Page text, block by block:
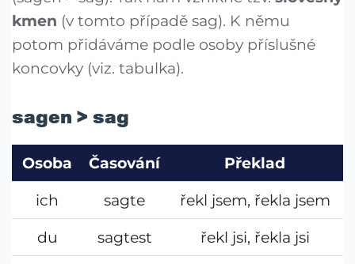
kmen (v tomto případě sag). K němu
potom přidáváme podle osoby příslušné
koncovky (viz. tabulka).
sagen > sag
Osoba Časování
Překlad
ich
sagte
řekl jsem, řekla jsem
du
sagtest
řekl jsi, řekla jsi